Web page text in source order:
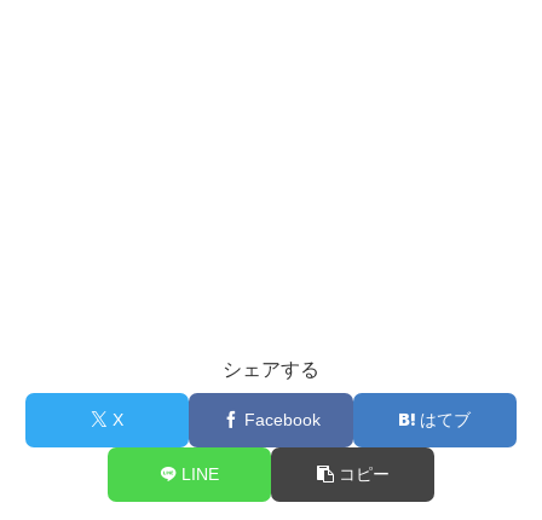
シェアする
X Facebook はてブ
LINE コピー